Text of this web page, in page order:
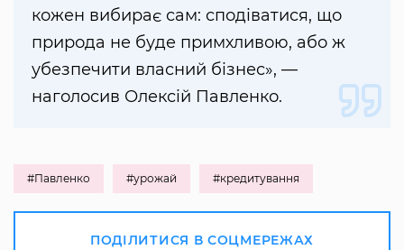
кожен вибирає сам: сподіватися, що
природа не буде примхливою, або ж
убезпечити власний бізнес», —
наголосив Олексій Павленко.
#Павленко #урожай #кредитування
ПОДІЛИТИСЯ В СОЦМЕРЕЖАХ